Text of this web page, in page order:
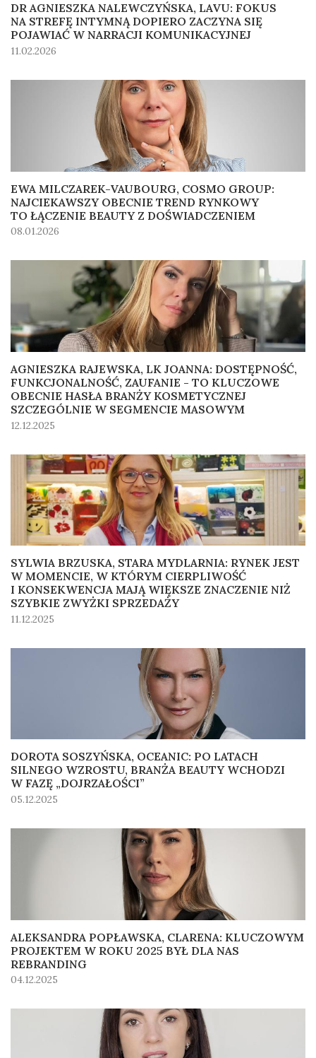
DR AGNIESZKA NALEWCZYŃSKA, LAVU: FOKUS
NA STREFĘ INTYMNĄ DOPIERO ZACZYNA SIĘ
POJAWIAĆ W NARRACJI KOMUNIKACYJNEJ
11.02.2026
EWA MILCZAREK-VAUBOURG, COSMO GROUP:
NAJCIEKAWSZY OBECNIE TREND RYNKOWY
TO ŁĄCZENIE BEAUTY Z DOŚWIADCZENIEM
08.01.2026
AGNIESZKA RAJEWSKA, LK JOANNA: DOSTĘPNOŚĆ,
FUNKCJONALNOŚĆ, ZAUFANIE - TO KLUCZOWE
OBECNIE HASŁA BRANŻY KOSMETYCZNEJ
SZCZEGÓLNIE W SEGMENCIE MASOWYM
12.12.2025
SYLWIA BRZUSKA, STARA MYDLARNIA: RYNEK JEST
W MOMENCIE, W KTÓRYM CIERPLIWOŚĆ
I KONSEKWENCJA MAJĄ WIĘKSZE ZNACZENIE NIŻ
SZYBKIE ZWYŻKI SPRZEDAŻY
11.12.2025
DOROTA SOSZYŃSKA, OCEANIC: PO LATACH
SILNEGO WZROSTU, BRANŻA BEAUTY WCHODZI
W FAZĘ „DOJRZAŁOŚCI”
05.12.2025
ALEKSANDRA POPŁAWSKA, CLARENA: KLUCZOWYM
PROJEKTEM W ROKU 2025 BYŁ DLA NAS
REBRANDING
04.12.2025